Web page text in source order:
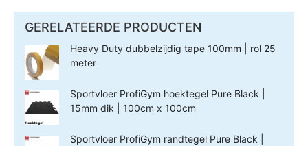
GERELATEERDE PRODUCTEN
Heavy Duty dubbelzijdig tape 100mm | rol 25
meter
Sportvloer ProfiGym hoektegel Pure Black |
15mm dik | 100cm x 100cm
Sportvloer ProfiGym randtegel Pure Black |